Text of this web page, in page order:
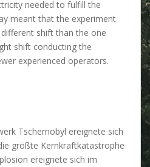
needed to fulfill the
meant that the experiment
shift than the one
shift conducting the
experienced operators.
Tschernobyl ereignete sich
größte Kernkraftkatastrophe
ereignete sich im